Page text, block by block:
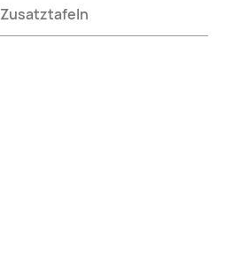
Zusatztafeln